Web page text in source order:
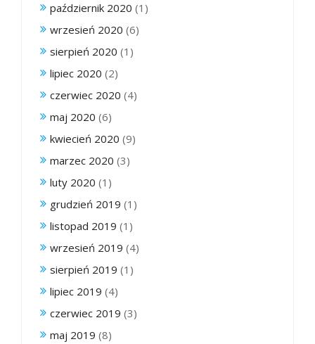
październik 2020 (1)
wrzesień 2020 (6)
sierpień 2020 (1)
lipiec 2020 (2)
czerwiec 2020 (4)
maj 2020 (6)
kwiecień 2020 (9)
marzec 2020 (3)
luty 2020 (1)
grudzień 2019 (1)
listopad 2019 (1)
wrzesień 2019 (4)
sierpień 2019 (1)
lipiec 2019 (4)
czerwiec 2019 (3)
maj 2019 (8)